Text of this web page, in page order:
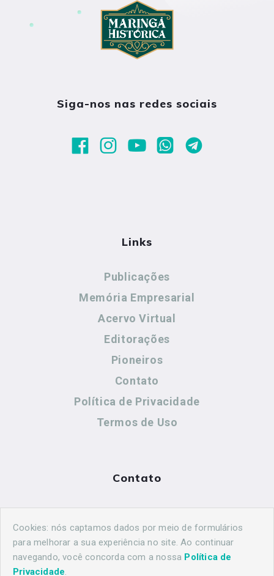
Siga-nos nas redes sociais
Links
Publicações
Memória Empresarial
Acervo Virtual
Editorações
Pioneiros
Contato
Política de Privacidade
Termos de Uso
Contato
maringahistorica@gmail.com
Cookies: nós captamos dados por meio de formulários
para melhorar a sua experiência no site. Ao continuar
navegando, você concorda com a nossa Política de
Privacidade.